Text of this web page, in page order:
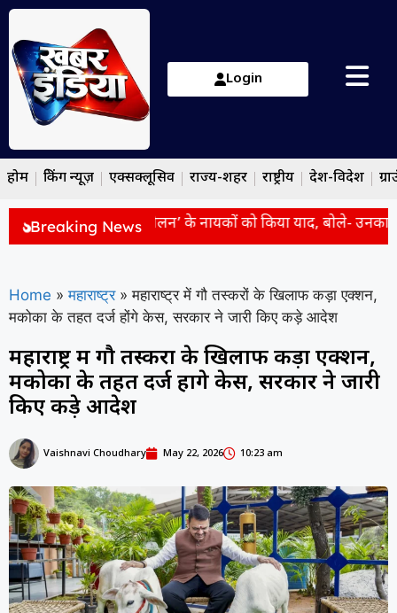
Login
होम ब्रेकिंग न्यूज़ एक्सक्लूसिव राज्य-शहर राष्ट्रीय देश-विदेश
Breaking News
ने ‘भारत छोड़ो आंदोलन’ के नायकों को किया याद, बोले- उनका
Home » महाराष्ट्र » महाराष्ट्र में गौ तस्करों के खिलाफ कड़ा एक्शन,
मकोका के तहत दर्ज होंगे केस, सरकार ने जारी किए कड़े आदेश
महाराष्ट्र में गौ तस्करों के खिलाफ कड़ा एक्शन,
मकोका के तहत दर्ज होंगे केस, सरकार ने जारी
किए कड़े आदेश
Vaishnavi Choudhary May 22, 2026 10:23 am